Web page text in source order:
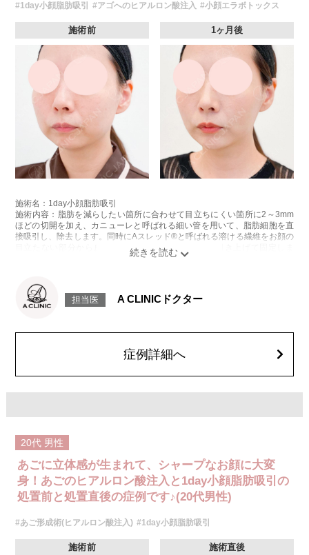
#1day小顔脂肪吸引 #アゴへのヒアルロン酸注入 #小顔エラボトックス
施術前 1ヶ月後
施術名：1day小顔脂肪吸引
施術内容：脂肪を減らしたい箇所に合わせて目立ちにくい箇所に2～3mm
ほどの切開を加え、カニューレと呼ばれる細い管を用いて、脂肪細胞を直
接吸引し、除去します。同時にAスレッド®と呼ばれる溶ける繊維をお顔の
目立たない部分から皮下へ挿入し、皮膚を内側から引き上げて固定しま
感などが術後一時的に生じることがございます。また、稀に貧血、細菌感
染症、左右差、施術箇所の知覚鈍麻、ぼこつき、硬結、瘢痕化、色素沈
顔の脂肪吸引箇所の追加 1ヶ所ごと+162,800円(税込)
オプション：笑気麻酔 3,300円(税込)
入する施術です。あご先にボリュームを加えることで、輪郭にメリハリを
施術時間：約10分程
リスク、副作用：施術後に腫れ、赤み、内出血、痛み、突っ張り感などが
生じることがありますが、通常は数日〜1週間程度で徐々に軽快します。ま
た、稀にアレルギー反応、細菌感染、血管閉塞、しこり（硬化）や小さな
結節が生じる可能性があります。施術後1〜2週間程度は、注入部位を強く
押したりマッサージしたりすることはお控えください。
費用：
レスチレンリフト※横浜院限定 76,800円(税込)
クレヴィエルコントア 109,800円(税込)
担当医 A CLINICドクター
症例詳細へ
20代 男性
あごに立体感が生まれて、シャープなお顔に大変
身！あごのヒアルロン酸注入と1day小顔脂肪吸引の
処置前と処置直後の症例です♪(20代男性)
#あご形成術(ヒアルロン酸注入) #1day小顔脂肪吸引
施術前 施術直後